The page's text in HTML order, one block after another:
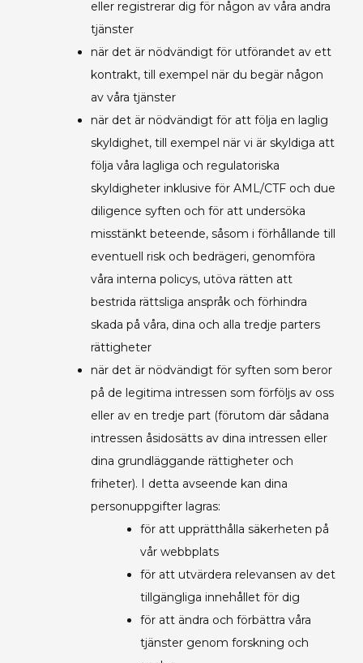
eller registrerar dig för någon av våra andra
tjänster
när det är nödvändigt för utförandet av ett
kontrakt, till exempel när du begär någon
av våra tjänster
när det är nödvändigt för att följa en laglig
skyldighet, till exempel när vi är skyldiga att
följa våra lagliga och regulatoriska
skyldigheter inklusive för AML/CTF och due
diligence syften och för att undersöka
misstänkt beteende, såsom i förhållande till
eventuell risk och bedrägeri, genomföra
våra interna policys, utöva rätten att
bestrida rättsliga anspråk och förhindra
skada på våra, dina och alla tredje parters
rättigheter
när det är nödvändigt för syften som beror
på de legitima intressen som förföljs av oss
eller av en tredje part (förutom där sådana
intressen åsidosätts av dina intressen eller
dina grundläggande rättigheter och
friheter). I detta avseende kan dina
personuppgifter lagras:
för att upprätthålla säkerheten på
vår webbplats
för att utvärdera relevansen av det
tillgängliga innehållet för dig
för att ändra och förbättra våra
tjänster genom forskning och